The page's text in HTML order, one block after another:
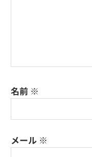
名前 ※
メール ※